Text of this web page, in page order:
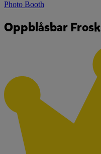
Photo Booth
Oppblåsbar Frosk